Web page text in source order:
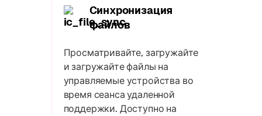
Синхронизация
файлов
Просматривайте, загружайте
и загружайте файлы на
управляемые устройства во
время сеанса удаленной
поддержки. Доступно на